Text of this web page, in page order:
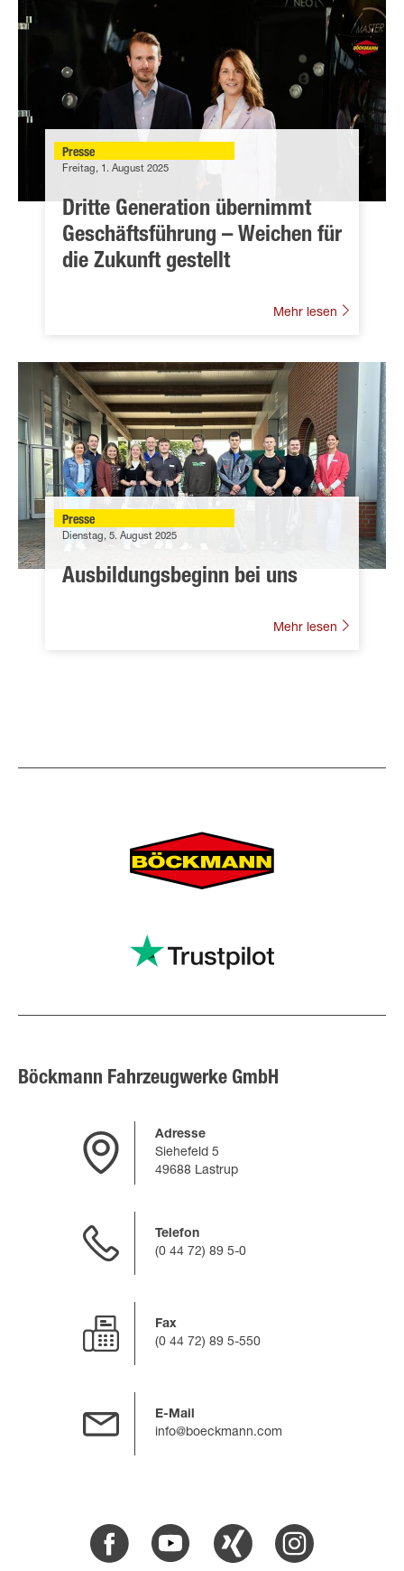
Presse
Freitag, 1. August 2025
Dritte Generation übernimmt
Geschäftsführung – Weichen für
die Zukunft gestellt
Mehr lesen
Presse
Dienstag, 5. August 2025
Ausbildungsbeginn bei uns
Mehr lesen
Böckmann Fahrzeugwerke GmbH
Adresse
Siehefeld 5
49688 Lastrup
Telefon
(0 44 72) 89 5-0
Fax
(0 44 72) 89 5-550
E-Mail
info@boeckmann.com
Facebook Youtube Xing Instagram